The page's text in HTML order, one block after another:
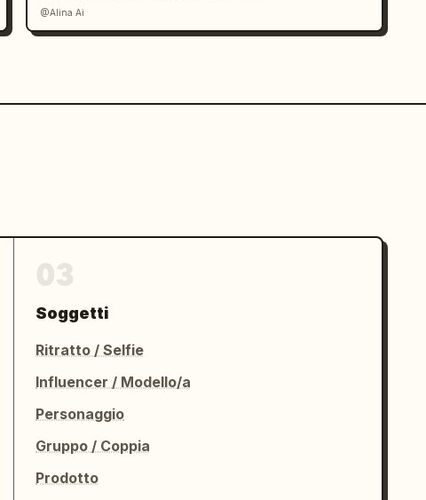
@Alina Ai
Soggetti
Ritratto / Selfie
Influencer / Modello/a
Personaggio
Gruppo / Coppia
Prodotto